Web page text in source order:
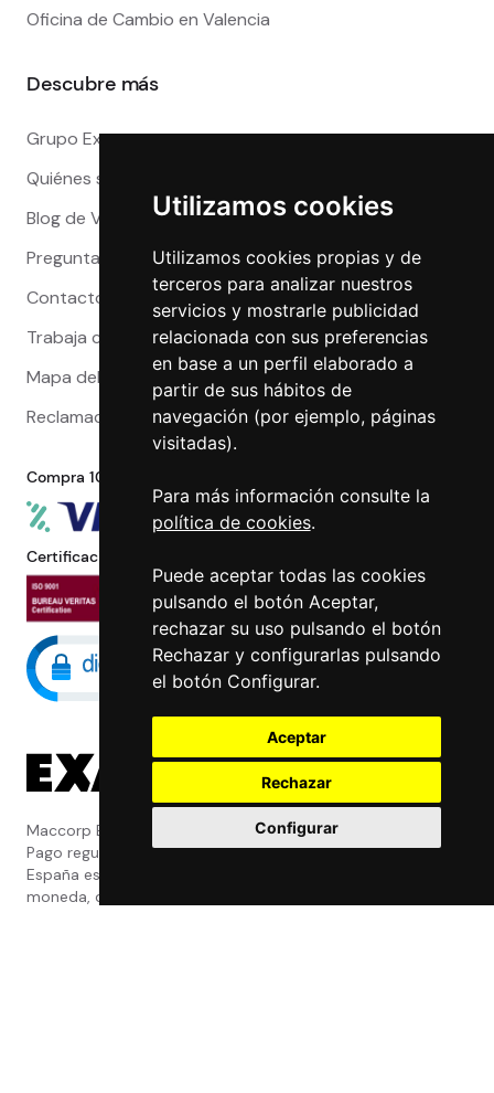
Utilizamos cookies
Utilizamos cookies propias y de
terceros para analizar nuestros
servicios y mostrarle publicidad
relacionada con sus preferencias
en base a un perfil elaborado a
partir de sus hábitos de
navegación (por ejemplo, páginas
visitadas).
Para más información consulte la
política de cookies.
Puede aceptar todas las cookies
pulsando el botón Aceptar,
rechazar su uso pulsando el botón
Rechazar y configurarlas pulsando
el botón Configurar.
Aceptar
Rechazar
Configurar
Oficina de Cambio en Valencia
Descubre más
Grupo Exact
Quiénes somos
Blog de Viajeros
Preguntas Frecuentes
Contacto
Trabaja con nosotros
Mapa del sitio
Reclamaciones
Compra 100% segura
Certificaciones
Maccorp Exact Change es una Entidad de
Pago regulada y con licencia del Banco de
España especializada en cambio de
moneda, divisas, transferencias, pagos y